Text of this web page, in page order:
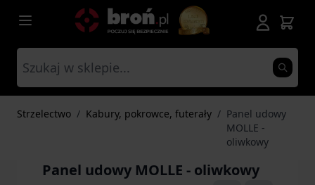
Przejdź do treści
Strzelectwo / Kabury, pokrowce, futerały / Panel udowy
MOLLE -
oliwkowy
Panel udowy MOLLE - oliwkowy